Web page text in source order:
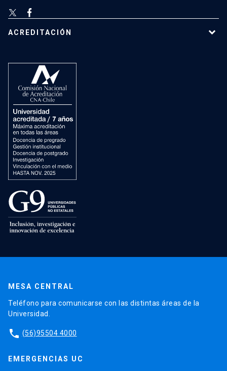
ACREDITACIÓN
MESA CENTRAL
Teléfono para comunicarse con las distintas áreas de la
Universidad.
phone (56)95504 4000
EMERGENCIAS UC